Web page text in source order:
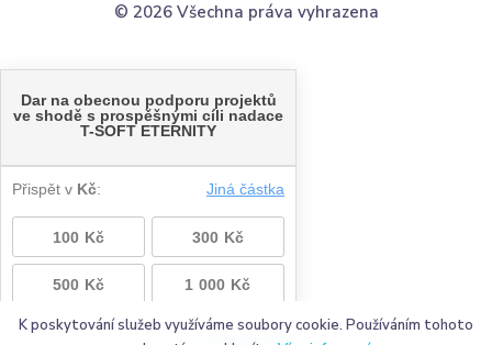
K poskytování služeb využíváme soubory cookie. Používáním tohoto
© 2026 Všechna práva vyhrazena